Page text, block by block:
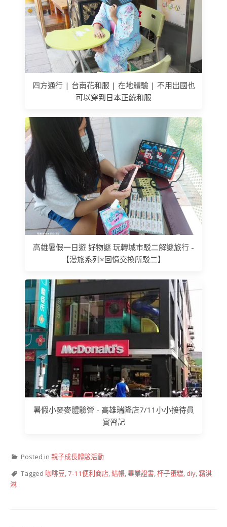
四方通行 | 台南花和服 | 在地體驗 | 不用出國也
可以穿到日本正統和服
高雄暑假一日遊 好物謎 玩轉城市駁二解謎旅行 -
【漫旅系列×回憶交換所駁二】
暑假小麥麥體驗營 - 高雄瑞隆店7/11小小接待員
實習記
Posted in 親子成長體驗活動
Tagged 咖啡豆,7-11便利商店,結帳,畢業證書,杯子蛋糕, diy,霜淇
淋